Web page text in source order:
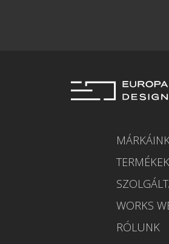
TERMÉKEK
WORKS
RÓLUNK